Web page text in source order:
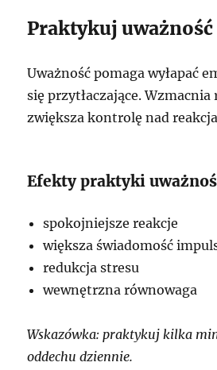
Praktykuj uważność
Uważność pomaga wyłapać
się przytłaczające.
zwiększa kontrolę nad
Efekty praktyki
spokojniejsze reakcje
większa świadomość
redukcja stresu
wewnętrzna równowaga
Wskazówka: praktykuj kilka
oddechu dziennie.